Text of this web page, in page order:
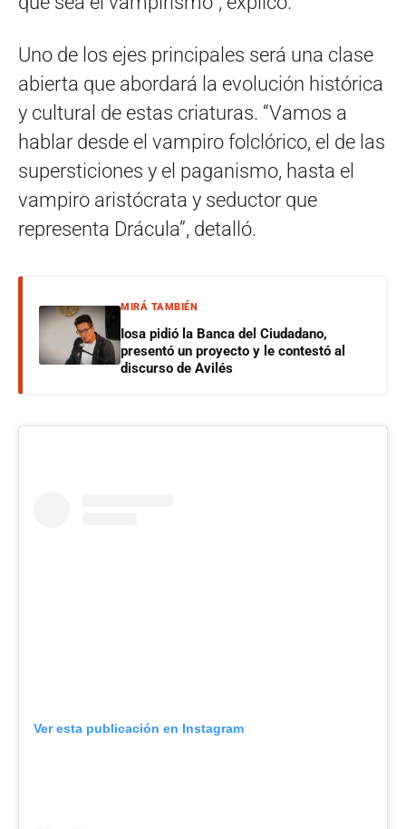
Uno de los ejes principales será una clase
abierta que abordará la evolución histórica
y cultural de estas criaturas. “Vamos a
hablar desde el vampiro folclórico, el de las
supersticiones y el paganismo, hasta el
vampiro aristócrata y seductor que
representa Drácula”, detalló.
MIRÁ TAMBIÉN
Iosa pidió la Banca del Ciudadano,
presentó un proyecto y le contestó al
discurso de Avilés
Ver esta publicación en Instagram